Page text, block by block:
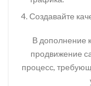
Создавайте
В дополнение
продвижение
процесс,